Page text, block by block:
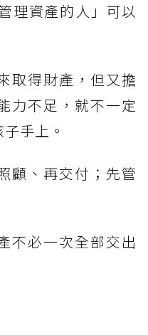
理資產的人」可以
取得財產，但又擔
力不足，就不一定
手上。
顧、再交付；先管
不必一次全部交出